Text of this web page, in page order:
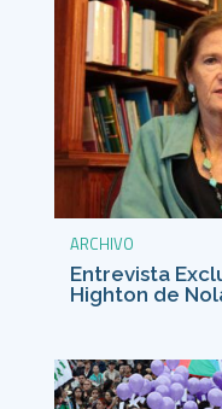
ARCHIVO
Entrevista
Highton de